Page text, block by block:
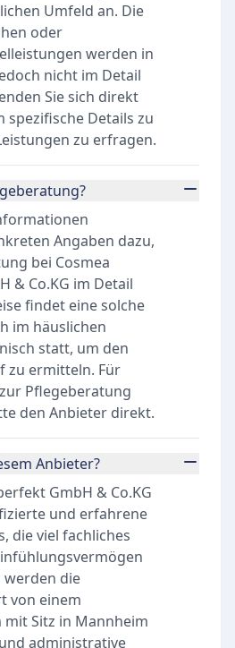
Umfeld an. Die
oder
werden in
nicht im Detail
Sie sich direkt
spezifische Details zu
zu erfragen.
Angaben dazu,
bei Cosmea
& Co.KG im Detail
findet eine solche
im häuslichen
statt, um den
zu ermitteln. Für
Pflegeberatung
den Anbieter direkt.
Anbieter?
GmbH & Co.KG
und erfahrene
die viel fachliches
die
von einem
mit Sitz in Mannheim
administrative